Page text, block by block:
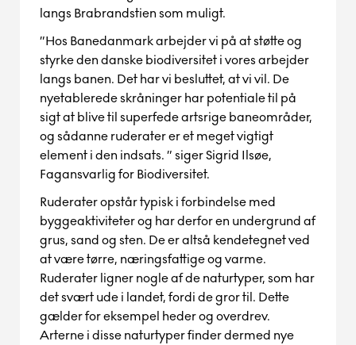
langs Brabrand stien som muligt.
”Hos Banedanmarkarbejder vi på at støtte og
styrke den danske biodiversitet i vores arbejder
langs banen. Det har vi besluttet, at vi vil. De
nyetablerede skråninger har potentiale til på
sigt at blive til superfede artsrige baneområder,
og sådanne ruderaterer et meget vigtigt
element i den indsats. ” siger Sigrid Ilsøe,
Fagansvarlig for Biodiversitet.
Ruderateropstår typisk i forbindelse med
byggeaktiviteter og har derfor en undergrund af
grus, sand og sten. Deeraltså kendetegnet ved
at være tørre, næringsfattige og varme.
Ruderater ligner nogle afde naturtyper, som har
det svært ude i landet, fordi de gror til. Dette
gælder for eksempel heder og overdrev.
Arterne i disse naturtyper finder dermed nye